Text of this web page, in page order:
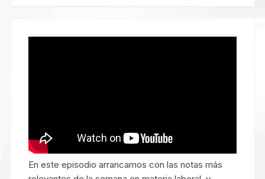
En este episodio arrancamos con las notas más